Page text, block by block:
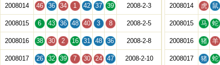
2008014 46 36 34 1 42 37 39 2008-2-3
2008015 6 43 36 48 40 3 8 2008-2-5
2008016 38 30 2 16 31 48 36 2008-2-8
2008017 26 32 39 7 30 24 47 2008-2-10
2008014 虎 鼠
2008015 马 蛇
2008016 猪 羊
2008017 猪 蛇